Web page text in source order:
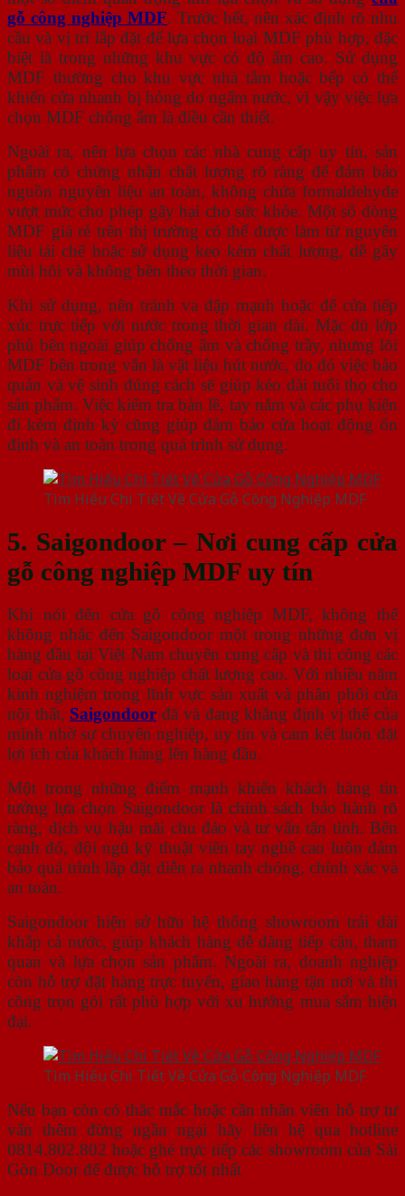
gỗ công nghiệp MDF. Trước hết, nên xác định rõ nhu
cầu và vị trí lắp đặt để lựa chọn loại MDF phù hợp, đặc
biệt là trong những khu vực có độ ẩm cao. Sử dụng
MDF thường cho khu vực nhà tắm hoặc bếp có thể
khiến cửa nhanh bị hỏng do ngấm nước, vì vậy việc lựa
chọn MDF chống ẩm là điều cần thiết.
Ngoài ra, nên lựa chọn các nhà cung cấp uy tín, sản
phẩm có chứng nhận chất lượng rõ ràng để đảm bảo
nguồn nguyên liệu an toàn, không chứa formaldehyde
vượt mức cho phép gây hại cho sức khỏe. Một số dòng
MDF giá rẻ trên thị trường có thể được làm từ nguyên
liệu tái chế hoặc sử dụng keo kém chất lượng, dễ gây
mùi hôi và không bền theo thời gian.
Khi sử dụng, nên tránh va đập mạnh hoặc để cửa tiếp
xúc trực tiếp với nước trong thời gian dài. Mặc dù lớp
phủ bên ngoài giúp chống ẩm và chống trầy, nhưng lõi
MDF bên trong vẫn là vật liệu hút nước, do đó việc bảo
quản và vệ sinh đúng cách sẽ giúp kéo dài tuổi thọ cho
sản phẩm. Việc kiểm tra bản lề, tay nắm và các phụ kiện
đi kèm định kỳ cũng giúp đảm bảo cửa hoạt động ổn
định và an toàn trong quá trình sử dụng.
Tìm Hiểu Chi Tiết Về Cửa Gỗ Công Nghiệp MDF
5. Saigondoor – Nơi cung cấp cửa
gỗ công nghiệp MDF uy tín
Khi nói đến cửa gỗ công nghiệp MDF, không thể
không nhắc đến Saigondoor một trong những đơn vị
hàng đầu tại Việt Nam chuyên cung cấp và thi công các
loại cửa gỗ công nghiệp chất lượng cao. Với nhiều năm
kinh nghiệm trong lĩnh vực sản xuất và phân phối cửa
nội thất, Saigondoor đã và đang khẳng định vị thế của
mình nhờ sự chuyên nghiệp, uy tín và cam kết luôn đặt
lợi ích của khách hàng lên hàng đầu.
Một trong những điểm mạnh khiến khách hàng tin
tưởng lựa chọn Saigondoor là chính sách bảo hành rõ
ràng, dịch vụ hậu mãi chu đáo và tư vấn tận tình. Bên
cạnh đó, đội ngũ kỹ thuật viên tay nghề cao luôn đảm
bảo quá trình lắp đặt diễn ra nhanh chóng, chính xác và
an toàn.
Saigondoor hiện sở hữu hệ thống showroom trải dài
khắp cả nước, giúp khách hàng dễ dàng tiếp cận, tham
quan và lựa chọn sản phẩm. Ngoài ra, doanh nghiệp
còn hỗ trợ đặt hàng trực tuyến, giao hàng tận nơi và thi
công trọn gói rất phù hợp với xu hướng mua sắm hiện
đại.
Tìm Hiểu Chi Tiết Về Cửa Gỗ Công Nghiệp MDF
Nếu bạn còn có thắc mắc hoặc cần nhân viên hỗ trợ tư
vấn thêm đừng ngần ngại hãy liên hệ qua hotline
0814.802.802 hoặc ghé trực tiếp các showroom của Sài
Gòn Door để được hỗ trợ tốt nhất